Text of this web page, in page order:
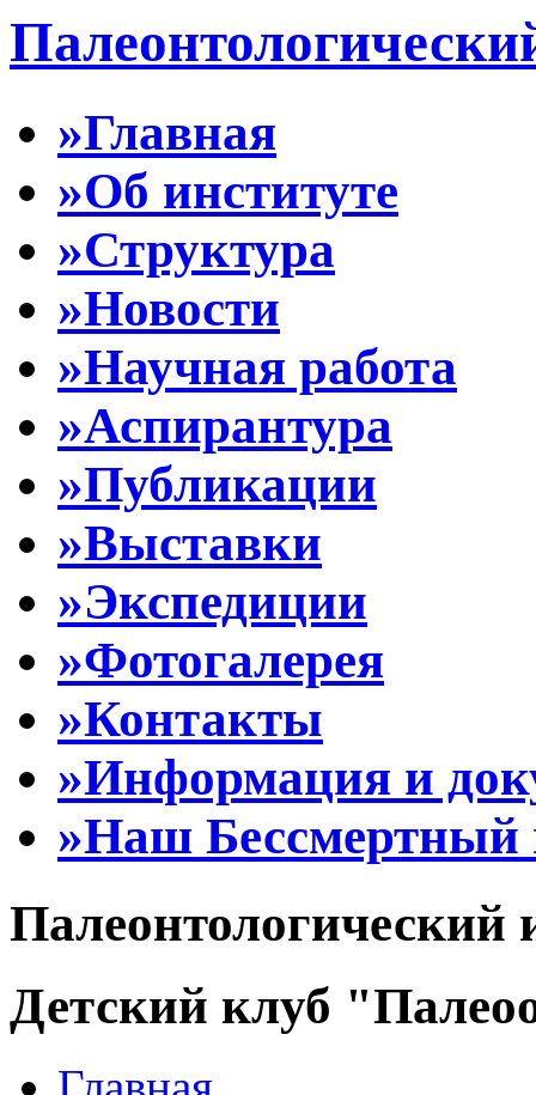
»Главная
»Об институте
»Структура
»Новости
»Научная работа
»Аспирантура
»Публикации
»Выставки
»Экспедиции
»Фотогалерея
»Контакты
»Информация и
»Наш Бессмертный
Палеонтологический
Детский клуб